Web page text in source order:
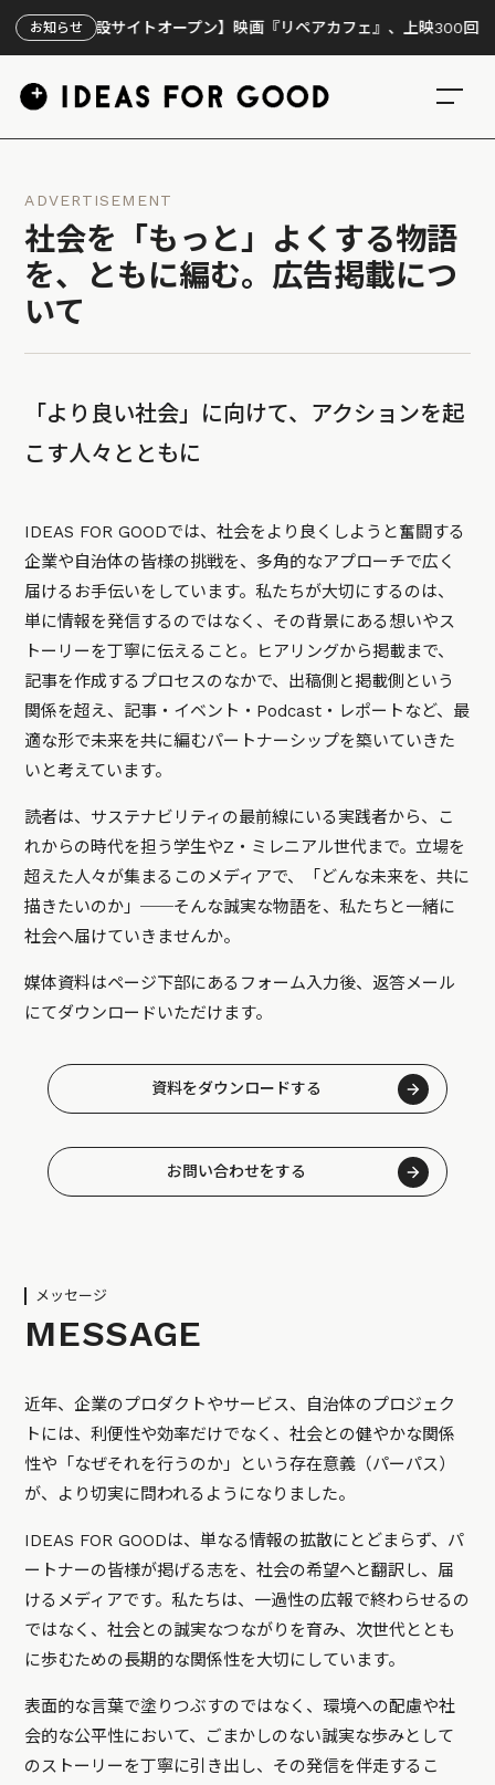
お知らせ
特設サイトオープン】映画『リペアカフェ』、上映300回の先で見え
ADVERTISEMENT
社会を「もっと」よくする物語
を、ともに編む。広告掲載につ
いて
「より良い社会」に向けて、アクションを起
こす人々とともに
IDEAS FOR GOODでは、社会をより良くしようと奮闘する
企業や自治体の皆様の挑戦を、多角的なアプローチで広く
届けるお手伝いをしています。私たちが大切にするのは、
単に情報を発信するのではなく、その背景にある想いやス
トーリーを丁寧に伝えること。ヒアリングから掲載まで、
記事を作成するプロセスのなかで、出稿側と掲載側という
関係を超え、記事・イベント・Podcast・レポートなど、最
適な形で未来を共に編むパートナーシップを築いていきた
いと考えています。
読者は、サステナビリティの最前線にいる実践者から、こ
れからの時代を担う学生やZ・ミレニアル世代まで。立場を
超えた人々が集まるこのメディアで、「どんな未来を、共に
描きたいのか」──そんな誠実な物語を、私たちと一緒に
社会へ届けていきませんか。
媒体資料はページ下部にあるフォーム入力後、返答メール
にてダウンロードいただけます。
資料をダウンロードする
お問い合わせをする
メッセージ
MESSAGE
近年、企業のプロダクトやサービス、自治体のプロジェク
トには、利便性や効率だけでなく、社会との健やかな関係
性や「なぜそれを行うのか」という存在意義（パーパス）
が、より切実に問われるようになりました。
IDEAS FOR GOODは、単なる情報の拡散にとどまらず、パ
ートナーの皆様が掲げる志を、社会の希望へと翻訳し、届
けるメディアです。私たちは、一過性の広報で終わらせるの
ではなく、社会との誠実なつながりを育み、次世代ととも
に歩むための長期的な関係性を大切にしています。
表面的な言葉で塗りつぶすのではなく、環境への配慮や社
会的な公平性において、ごまかしのない誠実な歩みとして
のストーリーを丁寧に引き出し、その発信を伴走するこ